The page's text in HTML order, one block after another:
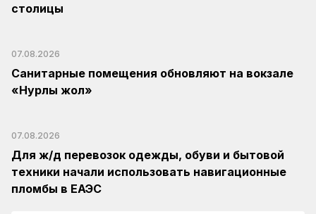
столицы
07.08.2026
Санитарные помещения обновляют на вокзале
«Нурлы жол»
07.08.2026
Для ж/д перевозок одежды, обуви и бытовой
техники начали использовать навигационные
пломбы в ЕАЭС